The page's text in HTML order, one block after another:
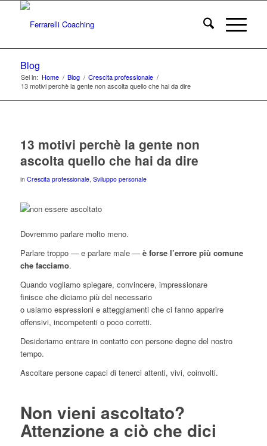
Blog
Sei in: Home / Blog / Crescita professionale /
13 motivi perchè la gente non ascolta quello che hai da dire
13 motivi perchè la gente non
ascolta quello che hai da dire
in Crescita professionale, Sviluppo personale
Dovremmo parlare molto meno.
Parlare troppo — e parlare male — è forse l’errore più comune
che facciamo.
Quando vogliamo spiegare, convincere, impressionare
finisce che diciamo più del necessario
o usiamo espressioni e atteggiamenti che ci fanno apparire
offensivi, incompetenti o poco corretti.
Desideriamo entrare in contatto con persone degne del nostro
tempo.
Ascoltare persone capaci di tenerci attenti, vivi, coinvolti.
Non vieni ascoltato?
Attenzione a ciò che dici